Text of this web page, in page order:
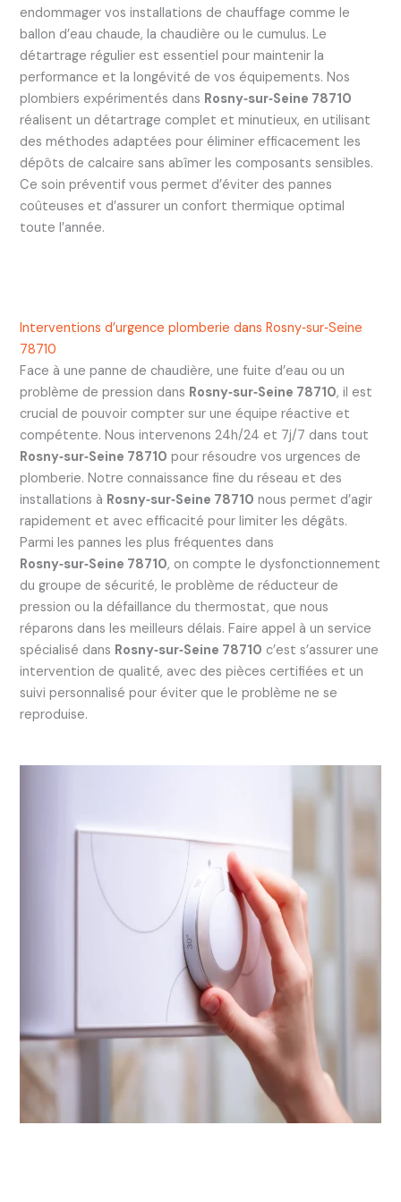
endommager vos installations de chauffage comme le
ballon d’eau chaude, la chaudière ou le cumulus. Le
détartrage régulier est essentiel pour maintenir la
performance et la longévité de vos équipements. Nos
plombiers expérimentés dans Rosny‑sur‑Seine 78710
réalisent un détartrage complet et minutieux, en utilisant
des méthodes adaptées pour éliminer efficacement les
dépôts de calcaire sans abîmer les composants sensibles.
Ce soin préventif vous permet d’éviter des pannes
coûteuses et d’assurer un confort thermique optimal
toute l’année.
Interventions d’urgence plomberie dans Rosny‑sur‑Seine
78710
Face à une panne de chaudière, une fuite d’eau ou un
problème de pression dans Rosny‑sur‑Seine 78710, il est
crucial de pouvoir compter sur une équipe réactive et
compétente. Nous intervenons 24h/24 et 7j/7 dans tout
Rosny‑sur‑Seine 78710 pour résoudre vos urgences de
plomberie. Notre connaissance fine du réseau et des
installations à Rosny‑sur‑Seine 78710 nous permet d’agir
rapidement et avec efficacité pour limiter les dégâts.
Parmi les pannes les plus fréquentes dans
Rosny‑sur‑Seine 78710, on compte le dysfonctionnement
du groupe de sécurité, le problème de réducteur de
pression ou la défaillance du thermostat, que nous
réparons dans les meilleurs délais. Faire appel à un service
spécialisé dans Rosny‑sur‑Seine 78710 c’est s’assurer une
intervention de qualité, avec des pièces certifiées et un
suivi personnalisé pour éviter que le problème ne se
reproduise.